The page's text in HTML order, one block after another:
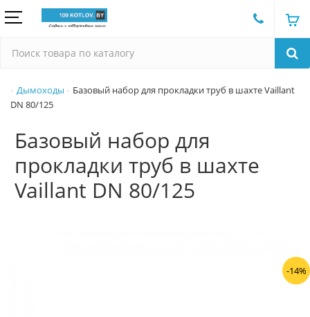
Дымоходы
Базовый набор для прокладки труб в шахте Vaillant
DN 80/125
Базовый набор для
прокладки труб в шахте
Vaillant DN 80/125
-14%